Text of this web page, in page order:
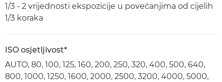
1/3 - 2 vrijednosti ekspozicije u povećanjima od cijelih
1/3 koraka
ISO osjetljivost*
AUTO, 80, 100, 125, 160, 200, 250, 320, 400, 500, 640,
800, 1000, 1250, 1600, 2000, 2500, 3200, 4000, 5000,